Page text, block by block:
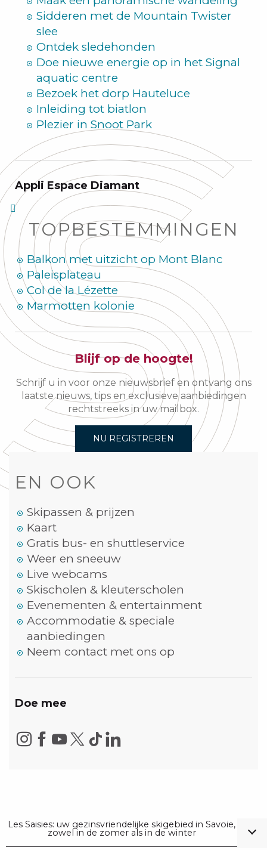
Sidderen met de Mountain Twister
slee
Ontdek sledehonden
Doe nieuwe energie op in het Signal
aquatic centre
Bezoek het dorp Hauteluce
Inleiding tot biatlon
Plezier in Snoot Park
Appli Espace Diamant
TOPBESTEMMINGEN
Balkon met uitzicht op Mont Blanc
Paleisplateau
Col de la Lézette
Marmotten kolonie
Blijf op de hoogte!
Schrijf u in voor onze nieuwsbrief en ontvang ons
laatste nieuws, tips en exclusieve aanbiedingen
rechtstreeks in uw mailbox.
NU REGISTREREN
EN OOK
Skipassen & prijzen
Kaart
Gratis bus- en shuttleservice
Weer en sneeuw
Live webcams
Skischolen & kleuterscholen
Evenementen & entertainment
Accommodatie & speciale
aanbiedingen
Neem contact met ons op
Doe mee
Les Saisies: uw gezinsvriendelijke skigebied in Savoie,
zowel in de zomer als in de winter